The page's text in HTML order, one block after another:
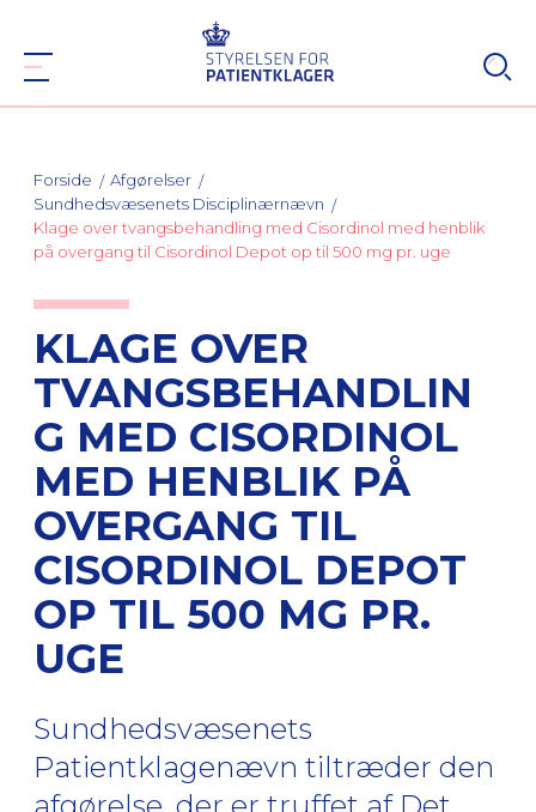
Forside
Afgørelser
Sundhedsvæsenets Disciplinærnævn
Klage over tvangsbehandling med Cisordinol med henblik
på overgang til Cisordinol Depot op til 500 mg pr. uge
KLAGE OVER
TVANGSBEHANDLIN
G MED CISORDINOL
MED HENBLIK PÅ
OVERGANG TIL
CISORDINOL DEPOT
OP TIL 500 MG PR.
UGE
Sundhedsvæsenets
Patientklagenævn tiltræder den